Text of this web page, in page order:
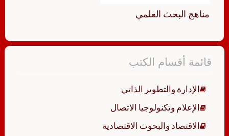
مناهج البحث العلمي
قائمة أقسام الكتب
الإدارة والتطوير الذاتي
الإعلام وتكنولوجيا الاتصال
الاقتصاد والبحوث الاقتصادية